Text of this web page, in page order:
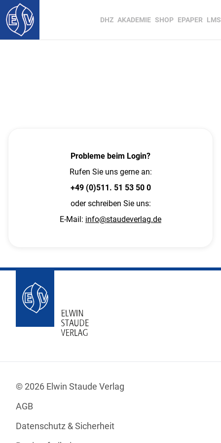
DHZ AKADEMIE SHOP EPAPER LMS
Probleme beim Login?
Rufen Sie uns gerne an:
+49 (0)511. 51 53 50 0
oder schreiben Sie uns:
E-Mail: info@staudeverlag.de
© 2026 Elwin Staude Verlag
AGB
Datenschutz & Sicherheit